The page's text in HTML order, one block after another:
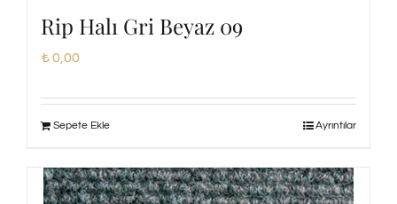
Rip Halı Gri Beyaz 09
₺0,00
Sepete Ekle Ayrıntılar